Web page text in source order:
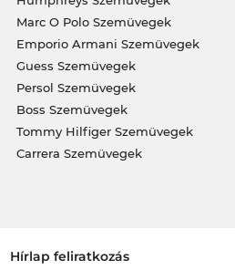
Marc O Polo Szemüvegek
Emporio Armani Szemüvegek
Guess Szemüvegek
Persol Szemüvegek
Boss Szemüvegek
Tommy Hilfiger Szemüvegek
Carrera Szemüvegek
Hírlap feliratkozás